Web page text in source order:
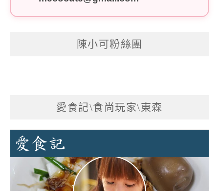
陳小可粉絲團
愛食記\食尚玩家\東森